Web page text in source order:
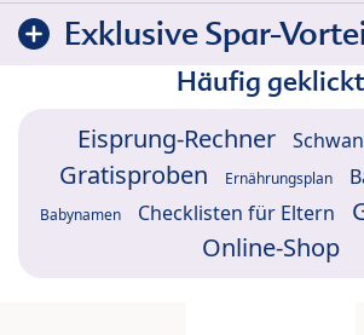
Exklusive Spar-
Häufig geklickt
Eisprung-Rechner
Gratisproben Ernährungsplan
Babynamen Checklisten für Eltern
Online-Shop